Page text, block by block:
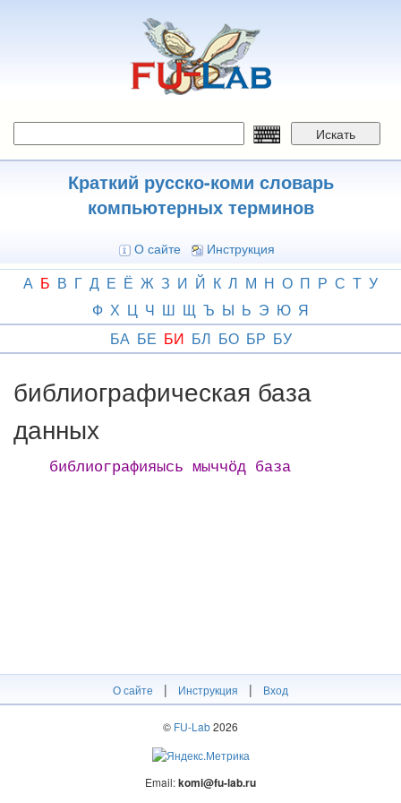
Искать
Краткий русско-коми словарь
компьютерных терминов
О сайте Инструкция
А Б В Г Д Е Ё Ж З И Й К Л М Н О П Р С Т У
Ф Х Ц Ч Ш Щ Ъ Ы Ь Э Ю Я
БА БЕ БИ БЛ БО БР БУ
библиографическая база
данных
библиографияысь мыччӧд база
О сайте | Инструкция | Вход
© FU-Lab2026
Email:komi@fu-lab.ru